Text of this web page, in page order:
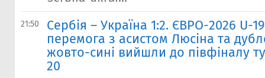
21:50
Сербія – Україна 1:2. ЄВРО-2026 U-
перемога з асистом Люсіна та
жовто-сині вийшли до півфіналу
20